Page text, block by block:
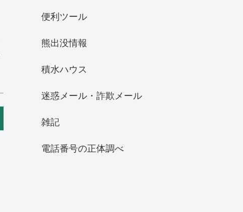
便利ツール
熊出没情報
積水ハウス
迷惑メール・詐欺メール
雑記
電話番号の正体調べ